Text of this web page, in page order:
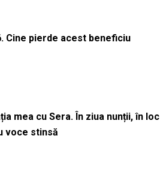
Cine pierde acest beneficiu
mea cu Sera. În ziua nunții, în loc
voce stinsă